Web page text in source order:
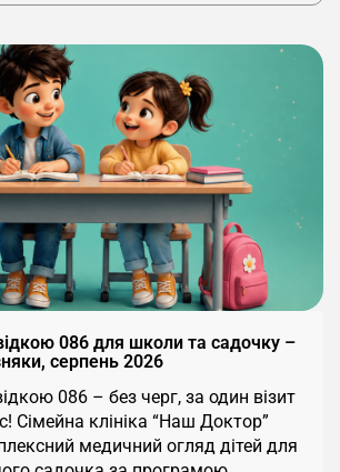
086 для школи та садочку –
серпень 2026
086 – без черг, за один візит
Сімейна клініка “Наш Доктор”
медичний огляд дітей для